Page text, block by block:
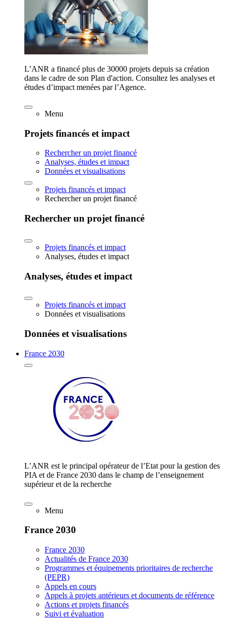
L’ANR a financé plus de 30000 projets depuis sa création
dans le cadre de son Plan d'action. Consultez les analyses et
études d’impact menées par l’Agence.
Menu
Projets financés et impact
Rechercher un projet financé
Analyses, études et impact
Données et visualisations
Projets financés et impact
Rechercher un projet financé
Rechercher un projet financé
Projets financés et impact
Analyses, études et impact
Analyses, études et impact
Projets financés et impact
Données et visualisations
Données et visualisations
France 2030
L’ANR est le principal opérateur de l’Etat pour la gestion des
PIA et de France 2030 dans le champ de l’enseignement
supérieur et de la recherche
Menu
France 2030
France 2030
Actualités de France 2030
Programmes et équipements prioritaires de recherche
(PEPR)
Appels en cours
Appels à projets antérieurs et documents de référence
Actions et projets financés
Suivi et évaluation